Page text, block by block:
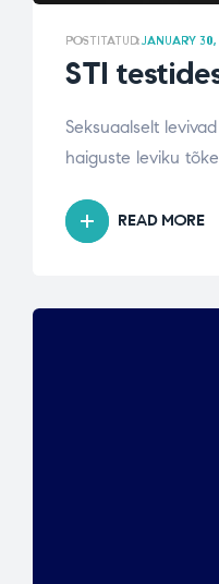
POSTITATUD:JANUARY
STI
Seksuaalselt
haiguste leviku
READ MORE